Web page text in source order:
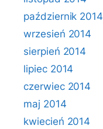
październik 2014
wrzesień 2014
sierpień 2014
lipiec 2014
czerwiec 2014
maj 2014
kwiecień 2014